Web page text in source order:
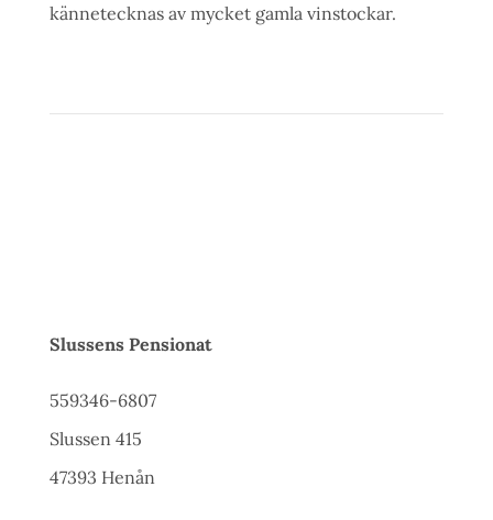
kännetecknas av mycket gamla vinstockar.
Slussens Pensionat
559346-6807
Slussen 415
47393 Henån